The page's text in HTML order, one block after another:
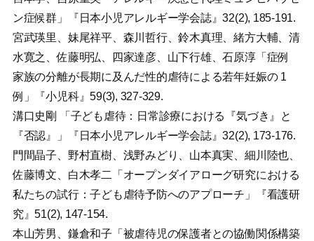
ン症候群」『日本小児アレルギー学会誌』32(2), 185-191.
宮武瑛里、妹尾祥平、森川哲行、鈴木真理、緒方大輔、清
水寛之、佐藤明弘、四家達彦、山下行雄、石原淳「症例
家族の分離が長期に及んだ性的虐待による若年妊娠の 1
例」『小児科』59(3), 327-329.
溝口史剛 「子ども虐待：日常診療における『気づき』と
『否認』」『日本小児アレルギー学会誌』32(2), 173-176.
門間晶子、野村直樹、浅野みどり、山本真実、細川陸也、
佐藤博文、白木孝二「オープンダイアローグ研究における
私たちの試行：子ども虐待予防へのアプローチ」『看護研
究』51(2), 147-154.
本山芳男、鎌倉和子「被虐待児の保護者との協働関係構築